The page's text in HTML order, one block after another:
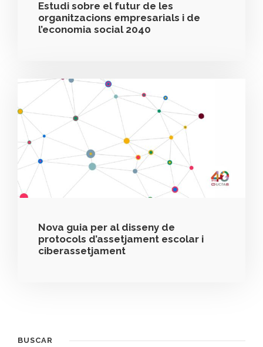
Estudi sobre el futur de les
organitzacions empresarials i de
l’economia social 2040
Nova guia per al disseny de
protocols d’assetjament escolar i
ciberassetjament
BUSCAR